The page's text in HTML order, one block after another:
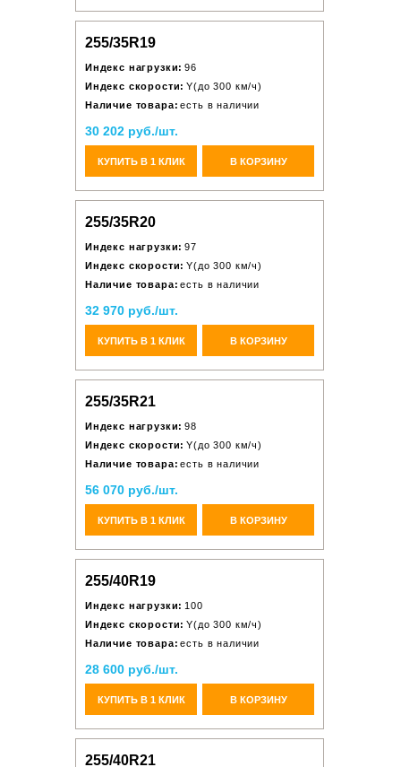
255/35R19
Индекс нагрузки: 96
Индекс скорости: Y(до 300 км/ч)
Наличие товара: есть в наличии
30 202 руб./шт.
КУПИТЬ В 1 КЛИК В КОРЗИНУ
255/35R20
Индекс нагрузки: 97
Индекс скорости: Y(до 300 км/ч)
Наличие товара: есть в наличии
32 970 руб./шт.
КУПИТЬ В 1 КЛИК В КОРЗИНУ
255/35R21
Индекс нагрузки: 98
Индекс скорости: Y(до 300 км/ч)
Наличие товара: есть в наличии
56 070 руб./шт.
КУПИТЬ В 1 КЛИК В КОРЗИНУ
255/40R19
Индекс нагрузки: 100
Индекс скорости: Y(до 300 км/ч)
Наличие товара: есть в наличии
28 600 руб./шт.
КУПИТЬ В 1 КЛИК В КОРЗИНУ
255/40R21